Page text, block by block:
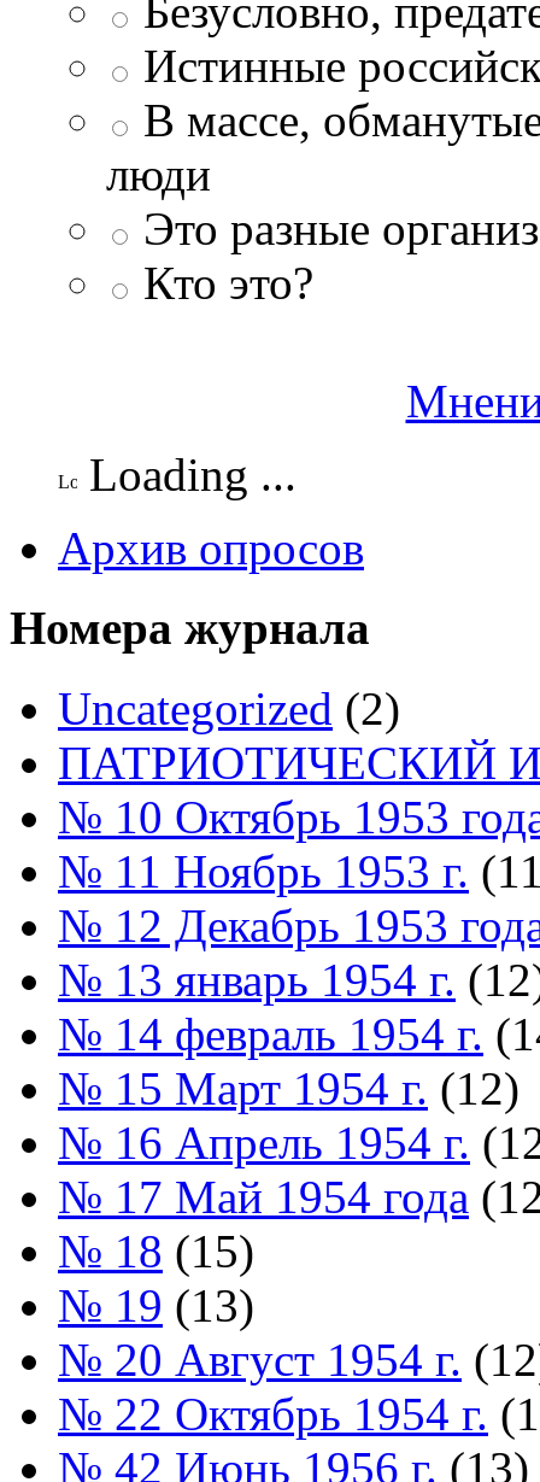
Безусловно,
Истинные
В массе,
люди
Это разные
Кто это?
Loading ...
Архив опросов
Номера журнала
Uncategorized (2)
ПАТРИОТИЧЕСКИЙ
№ 10 Октябрь 1953
№ 11 Ноябрь 1953 г.
№ 12 Декабрь 1953
№ 13 январь 1954 г.
№ 14 февраль 1954 г.
№ 15 Март 1954 г. (12)
№ 16 Апрель 1954 г.
№ 17 Май 1954 года
№ 18 (15)
№ 19 (13)
№ 20 Август 1954 г.
№ 22 Октябрь 1954 г.
№ 42 Июнь 1956 г. (13)